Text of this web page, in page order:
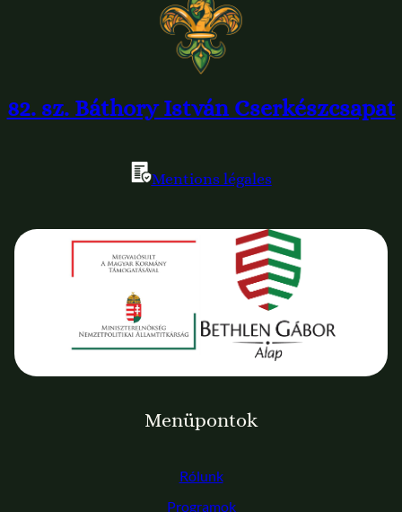
82. sz. Báthory István Cserkészcsapat
Mentions légales
Menüpontok
Rólunk
Programok